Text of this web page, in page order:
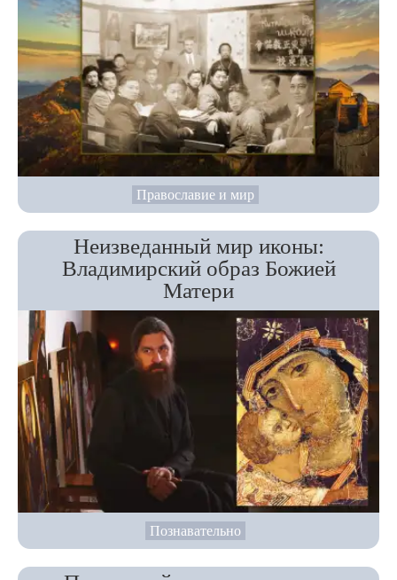
Православие и мир
Неизведанный мир иконы:
Владимирский образ Божией
Матери
Познавательно